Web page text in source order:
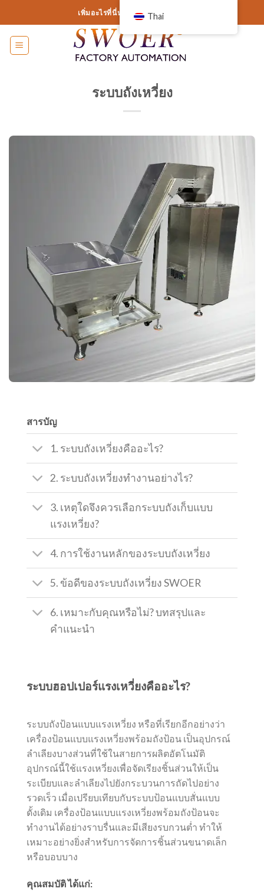
เนื้อหา
เพิ่มอะไรที่นี่หรือเพียงแค่ลบออก...
ระบบถังเหวี่ยง
สารบัญ
1. ระบบถังเหวี่ยงคืออะไร?
2. ระบบถังเหวี่ยงทำงานอย่างไร?
3. เหตุใดจึงควรเลือกระบบถังเก็บแบบ
แรงเหวี่ยง?
4. การใช้งานหลักของระบบถังเหวี่ยง
5. ข้อดีของระบบถังเหวี่ยง SWOER
6. เหมาะกับคุณหรือไม่? บทสรุปและ
คำแนะนำ
ระบบฮอปเปอร์แรงเหวี่ยงคืออะไร?
ระบบถังป้อนแบบแรงเหวี่ยง หรือที่เรียกอีกอย่างว่า
เครื่องป้อนแบบแรงเหวี่ยงพร้อมถังป้อน เป็นอุปกรณ์
ลำเลียงบางส่วนที่ใช้ในสายการผลิตอัตโนมัติ
อุปกรณ์นี้ใช้แรงเหวี่ยงเพื่อจัดเรียงชิ้นส่วนให้เป็น
ระเบียบและลำเลียงไปยังกระบวนการถัดไปอย่าง
รวดเร็ว เมื่อเปรียบเทียบกับระบบป้อนแบบสั่นแบบ
ดั้งเดิม เครื่องป้อนแบบแรงเหวี่ยงพร้อมถังป้อนจะ
ทำงานได้อย่างราบรื่นและมีเสียงรบกวนต่ำ ทำให้
เหมาะอย่างยิ่งสำหรับการจัดการชิ้นส่วนขนาดเล็ก
หรือบอบบาง
คุณสมบัติ ได้แก่:
Thai